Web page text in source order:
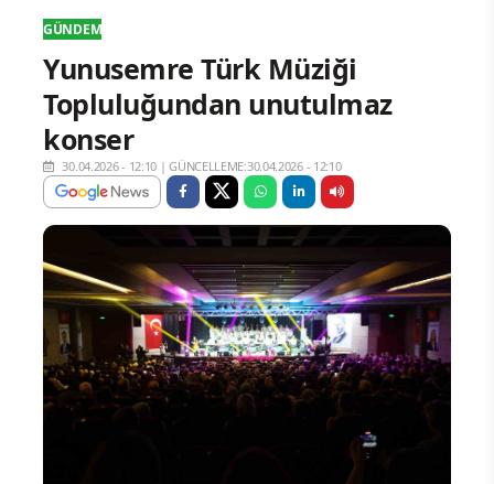
GÜNDEM
Yunusemre Türk Müziği
Topluluğundan unutulmaz
konser
30.04.2026 - 12:10 |GÜNCELLEME:30.04.2026 - 12:10